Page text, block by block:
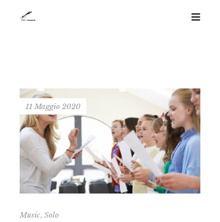
11 Maggio 2020
Music,Solo